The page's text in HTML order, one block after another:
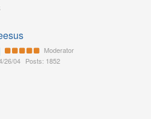
Moderator
26/04 Posts: 1852